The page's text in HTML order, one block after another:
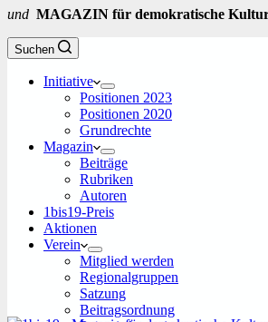
und MAGAZIN für demokratische
Suchen
Initiative
Positionen 2023
Positionen 2020
Grundrechte
Magazin
Beiträge
Rubriken
Autoren
1bis19-Preis
Aktionen
Verein
Mitglied werden
Regionalgruppen
Satzung
Beitragsordnung